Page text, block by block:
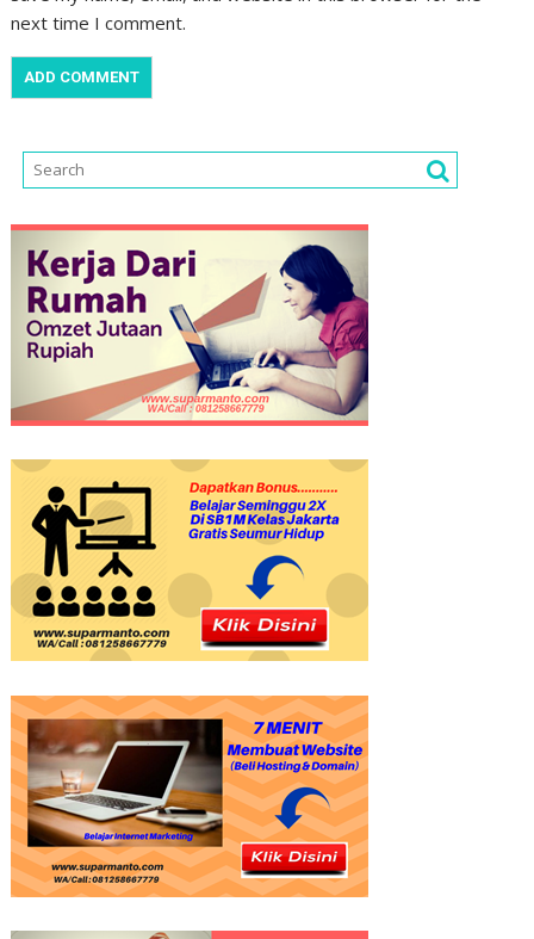
next time I comment.